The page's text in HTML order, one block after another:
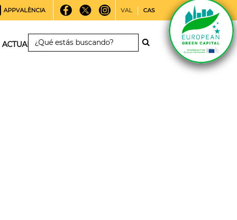
APPVALÈNCIA VAL CAS
ACTUALIDAD